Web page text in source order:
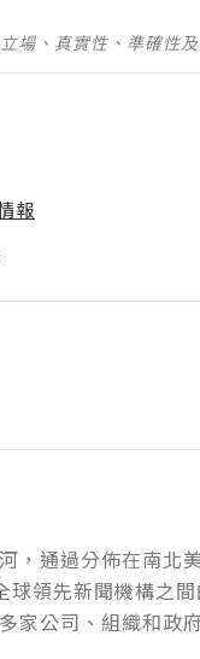
場、真實性、準確性
報
，通過分佈在南北
領先新聞機構之
家公司、組織和政